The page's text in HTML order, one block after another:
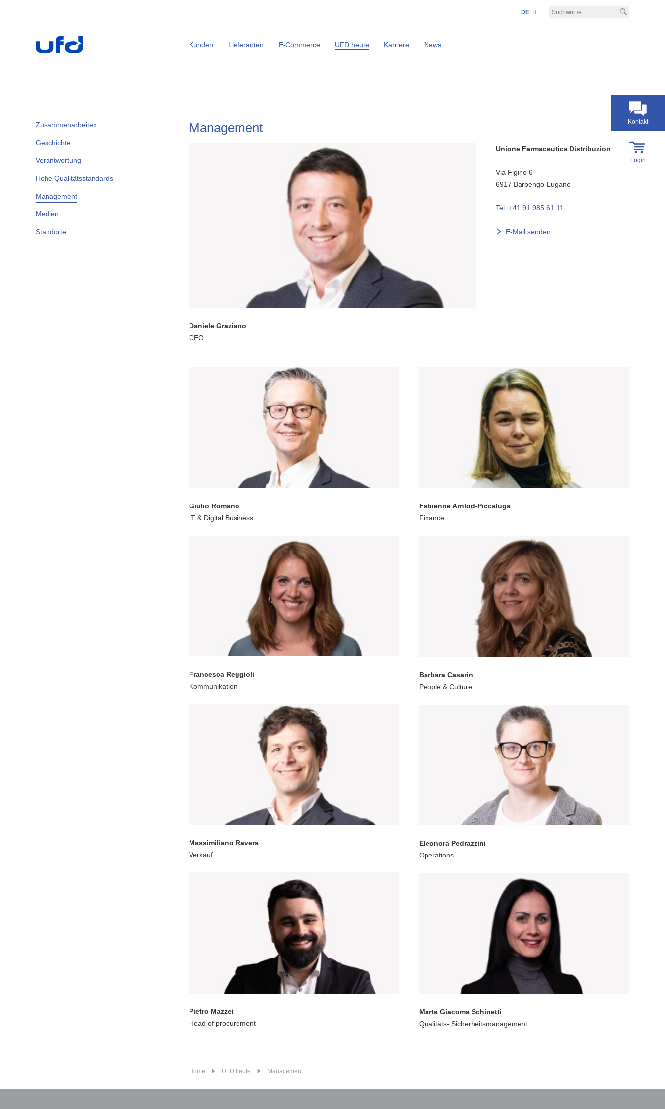
DE IT
Kunden Lieferanten E-Commerce UFD heute Karriere News
Kontakt
Login
Zusammenarbeiten
Geschichte
Verantwortung
Hohe Qualitätsstandards
Management
Medien
Standorte
Management
Daniele Graziano
CEO
Unione Farmaceutica Distribuzione SA
Via Figino 6
6917 Barbengo-Lugano
Tel. +41 91 985 61 11
E-Mail senden
Giulio Romano
IT & Digital Business
Francesca Reggioli
Kommunikation
Massimiliano Ravera
Verkauf
Pietro Mazzei
Head of procurement
Fabienne Arnlod-Piccaluga
Finance
Barbara Casarin
People & Culture
Eleonora Pedrazzini
Operations
Marta Giacoma Schinetti
Qualitäts- Sicherheitsmanagement
Home UFD heute Management